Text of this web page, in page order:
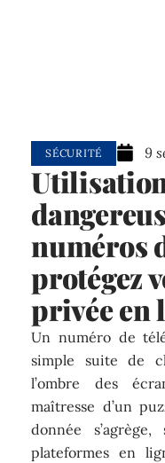
SÉCURITÉ 9
numéros
protégez
privée en
Un numéro de
simple suite de
l’ombre des
maîtresse d’un
donnée
plateformes en